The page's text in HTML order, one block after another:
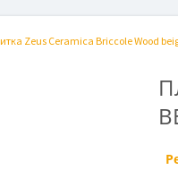
Zeus Ceramica Briccole Wood